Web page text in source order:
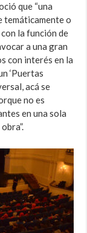
que “una
temáticamente o
la función de
a una gran
con interés en la
‘Puertas
acá se
no es
en una sola